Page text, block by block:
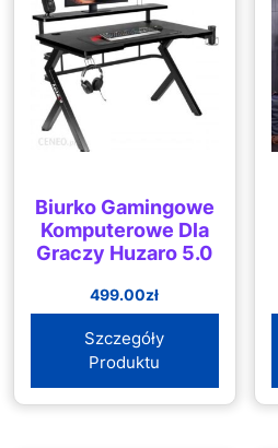
Biurko Gamingowe
Komputerowe Dla
Graczy Huzaro 5.0
499.00zł
Szczegóły
Produktu